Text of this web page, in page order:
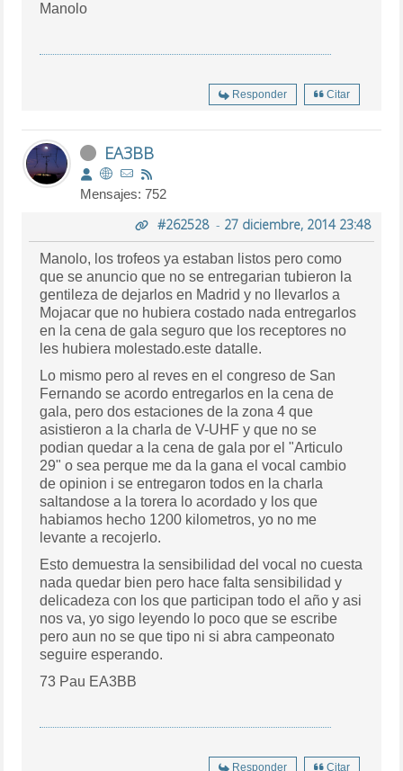
Manolo
Responder Citar
EA3BB
Mensajes: 752
#262528- 27 diciembre, 2014 23:48
Manolo, los trofeos ya estaban listos pero como
que se anuncio que no se entregarian tubieron la
gentileza de dejarlos en Madrid y no llevarlos a
Mojacar que no hubiera costado nada entregarlos
en la cena de gala seguro que los receptores no
les hubiera molestado.este datalle.
Lo mismo pero al reves en el congreso de San
Fernando se acordo entregarlos en la cena de
gala, pero dos estaciones de la zona 4 que
asistieron a la charla de V-UHF y que no se
podian quedar a la cena de gala por el "Articulo
29" o sea perque me da la gana el vocal cambio
de opinion i se entregaron todos en la charla
saltandose a la torera lo acordado y los que
habiamos hecho 1200 kilometros, yo no me
levante a recojerlo.
Esto demuestra la sensibilidad del vocal no cuesta
nada quedar bien pero hace falta sensibilidad y
delicadeza con los que participan todo el año y asi
nos va, yo sigo leyendo lo poco que se escribe
pero aun no se que tipo ni si abra campeonato
seguire esperando.
73 Pau EA3BB
Responder Citar